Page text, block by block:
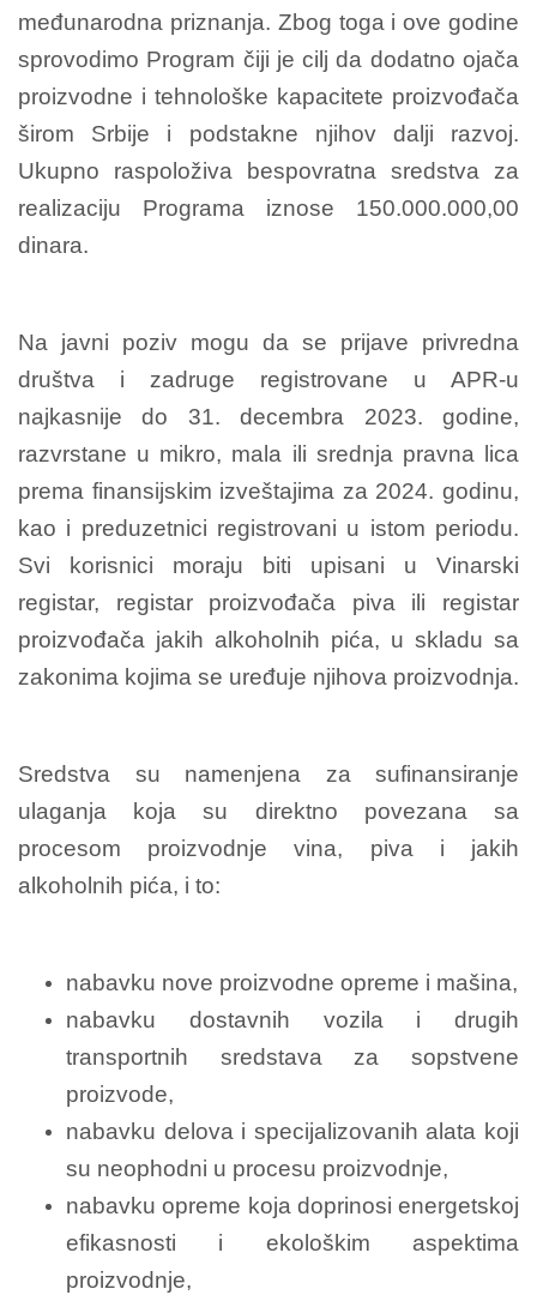
međunarodna priznanja. Zbog toga i ove godine
sprovodimo Program čiji je cilj da dodatno ojača
proizvodne i tehnološke kapacitete proizvođača
širom Srbije i podstakne njihov dalji razvoj.
Ukupno raspoloživa bespovratna sredstva za
realizaciju Programa iznose 150.000.000,00
dinara.
Na javni poziv mogu da se prijave privredna
društva i zadruge registrovane u APR-u
najkasnije do 31. decembra 2023. godine,
razvrstane u mikro, mala ili srednja pravna lica
prema finansijskim izveštajima za 2024. godinu,
kao i preduzetnici registrovani u istom periodu.
Svi korisnici moraju biti upisani u Vinarski
registar, registar proizvođača piva ili registar
proizvođača jakih alkoholnih pića, u skladu sa
zakonima kojima se uređuje njihova proizvodnja.
Sredstva su namenjena za sufinansiranje
ulaganja koja su direktno povezana sa
procesom proizvodnje vina, piva i jakih
alkoholnih pića, i to:
nabavku nove proizvodne opreme i mašina,
nabavku dostavnih vozila i drugih
transportnih sredstava za sopstvene
proizvode,
nabavku delova i specijalizovanih alata koji
su neophodni u procesu proizvodnje,
nabavku opreme koja doprinosi energetskoj
efikasnosti i ekološkim aspektima
proizvodnje,